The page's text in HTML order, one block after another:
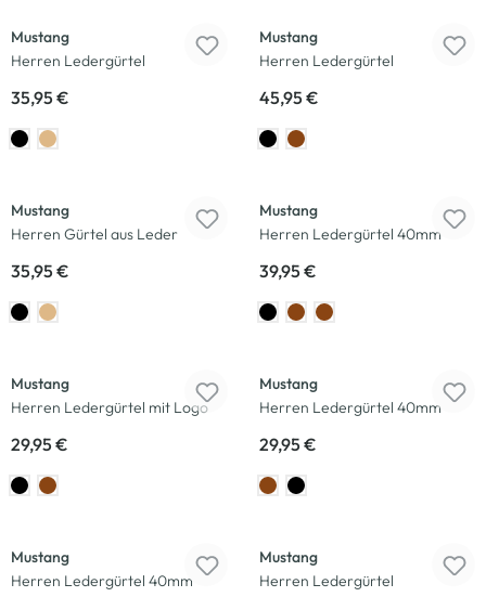
Mustang
Herren Ledergürtel
35,95 €
Mustang
Herren Ledergürtel
45,95 €
Mustang
Herren Gürtel aus Leder
35,95 €
Mustang
Herren Ledergürtel 40mm
39,95 €
Mustang
Herren Ledergürtel mit Logo
29,95 €
Mustang
Herren Ledergürtel 40mm
29,95 €
Mustang
Herren Ledergürtel 40mm
Mustang
Herren Ledergürtel